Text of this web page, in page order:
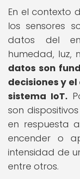
En el contexto
los sensores
datos del
humedad, luz,
datos son
decisiones y
sistema IoT.
son
en respuesta
encender o
intensidad de
entre otros.